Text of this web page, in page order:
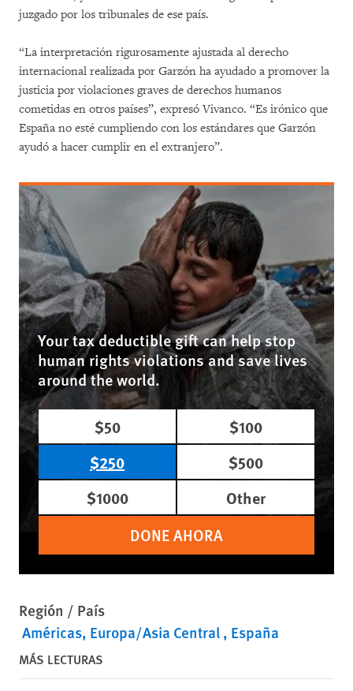
juzgado por los tribunales de ese país.
“La interpretación rigurosamente ajustada al derecho
internacional realizada por Garzón ha ayudado a promover la
justicia por violaciones graves de derechos humanos
cometidas en otros países”, expresó Vivanco. “Es irónico que
España no esté cumpliendo con los estándares que Garzón
ayudó a hacer cumplir en el extranjero”.
Your tax deductible gift can help stop
human rights violations and save lives
around the world.
$50
$100
$250
$500
$1000
Other
DONE AHORA
Región / País
Américas Europa/Asia Central España
MÁS LECTURAS